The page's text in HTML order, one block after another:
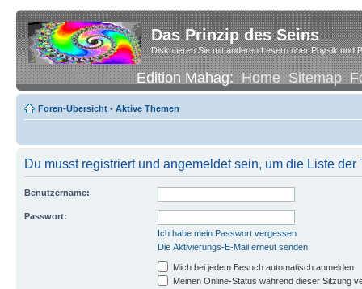
Das Prinzip des Seins
Diskutieren Sie mit anderen Lesern über Physik und
Edition Mahag:Home Sitemap
Foren-Übersicht • Aktive Themen
Du musst registriert und angemeldet sein, um die Liste
Benutzername:
Passwort:
Ich habe mein Passwort vergessen
Die Aktivierungs-E-Mail erneut senden
Mich bei jedem Besuch automatisch anmelden
Meinen Online-Status während dieser Sitzung